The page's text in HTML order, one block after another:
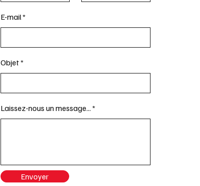
E-mail
Objet
Laissez-nous un message...
Envoyer